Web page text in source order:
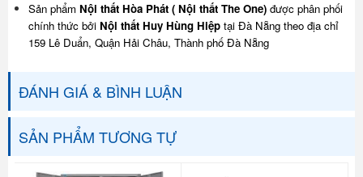
Sản phẩm Nội thất Hòa Phát ( Nội thất The One)được phân phối
chính thức bởi Nội thất Huy Hùng Hiệptại Đà Nẵng theo địa chỉ
159 Lê Duẩn, Quận Hải Châu, Thành phố Đà Nẵng
ĐÁNH GIÁ & BÌNH LUẬN
SẢN PHẨM TƯƠNG TỰ